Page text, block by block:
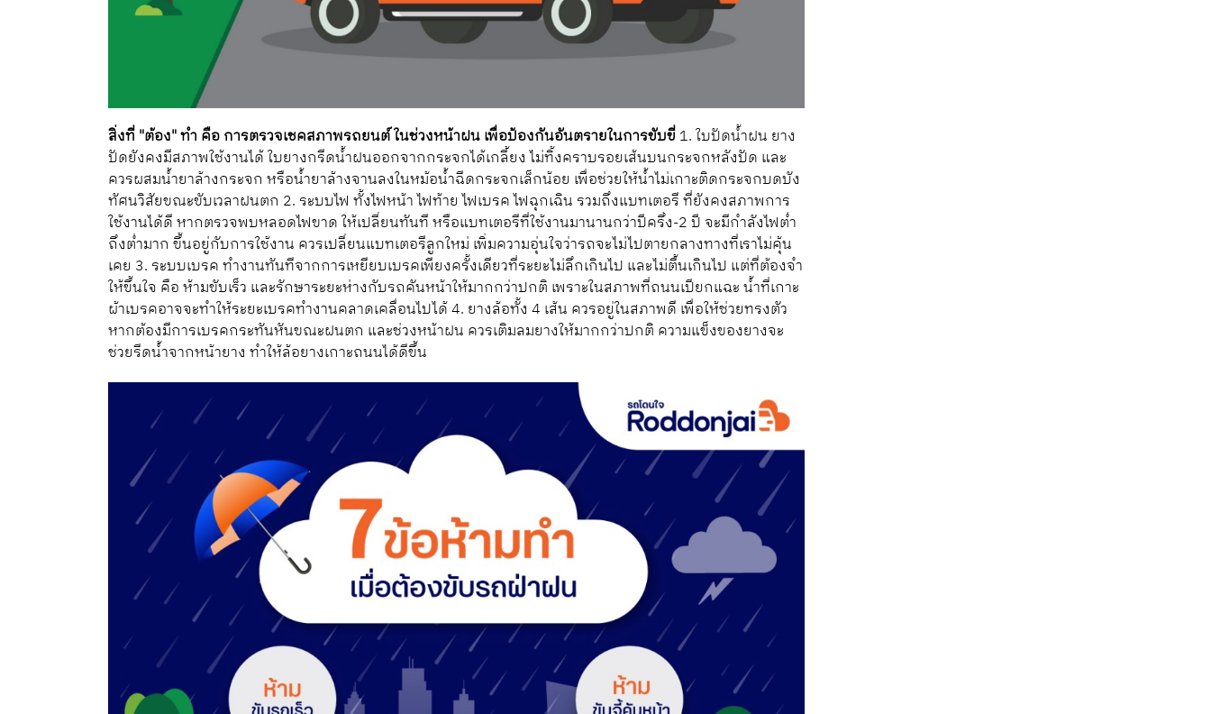
สิ่งที่ "ต้อง" ทำ คือ การตรวจเชคสภาพรถยนต์ ในช่วงหน้าฝน เพื่อป้องกันอันตรายในการขับขี่1. ใบปัดน้ำฝน ยาง
ปัดยังคงมีสภาพใช้งานได้ ใบยางกรีดน้ำฝนออกจากกระจกได้เกลี้ยง ไม่ทิ้งคราบรอยเส้นบนกระจกหลังปัด และ
ควรผสมน้ำยาล้างกระจก หรือน้ำยาล้างจานลงในหม้อน้ำฉีดกระจกเล็กน้อย เพื่อช่วยให้น้ำไม่เกาะติดกระจกบดบัง
ทัศนวิสัยขณะขับเวลาฝนตก 2. ระบบไฟ ทั้งไฟหน้า ไฟท้าย ไฟเบรค ไฟฉุกเฉิน รวมถึงแบทเตอรี ที่ยังคงสภาพการ
ใช้งานได้ดี หากตรวจพบหลอดไฟขาด ให้เปลี่ยนทันที หรือแบทเตอรีที่ใช้งานมานานกว่าปีครึ่ง-2 ปี จะมีกำลังไฟต่ำ
ถึงต่ำมาก ขึ้นอยู่กับการใช้งาน ควรเปลี่ยนแบทเตอรีลูกใหม่ เพิ่มความอุ่นใจว่ารถจะไม่ไปตายกลางทางที่เราไม่คุ้น
เคย 3. ระบบเบรค ทำงานทันทีจากการเหยียบเบรคเพียงครั้งเดียวที่ระยะไม่ลึกเกินไป และไม่ตื้นเกินไป แต่ที่ต้องจำ
ให้ขึ้นใจ คือ ห้ามขับเร็ว และรักษาระยะห่างกับรถคันหน้าให้มากกว่าปกติ เพราะในสภาพที่ถนนเปียกแฉะ น้ำที่เกาะ
ผ้าเบรคอาจจะทำให้ระยะเบรคทำงานคลาดเคลื่อนไปได้ 4. ยางล้อทั้ง 4 เส้น ควรอยู่ในสภาพดี เพื่อให้ช่วยทรงตัว
หากต้องมีการเบรคกระทันหันขณะฝนตก และช่วงหน้าฝน ควรเติมลมยางให้มากกว่าปกติ ความแข็งของยางจะ
ช่วยรีดน้ำจากหน้ายาง ทำให้ล้อยางเกาะถนนได้ดีขึ้น